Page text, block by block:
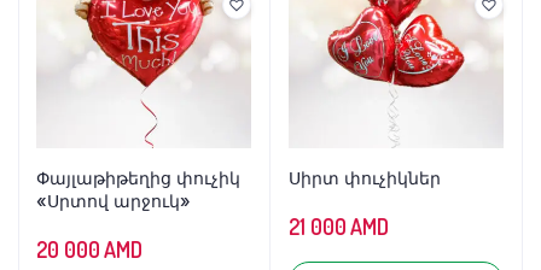
Փայլաթիթեղից փուչիկ
«Սրտով արջուկ»
20 000AMD
Սիրտ փուչիկներ
21 000AMD